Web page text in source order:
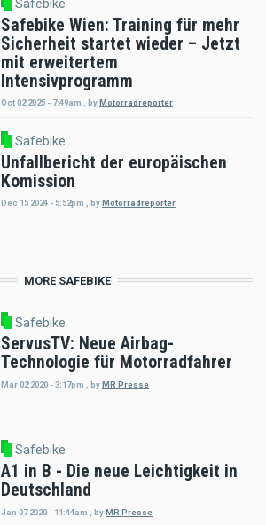
Safebike
Safebike Wien: Training für mehr
Sicherheit startet wieder – Jetzt
mit erweitertem
Intensivprogramm
Oct 02 2025 - 7:49am byMotorradreporter
Safebike
Unfallbericht der europäischen
Komission
Dec 15 2024 - 5:52pm , by Motorradreporter
MORE SAFEBIKE
Safebike
ServusTV: Neue Airbag-
Technologie für Motorradfahrer
Mar 02 2020 - 3:17pm byMR Presse
Safebike
A1 in B - Die neue Leichtigkeit in
Deutschland
Jan 07 2020 - 11:44am byMR Presse